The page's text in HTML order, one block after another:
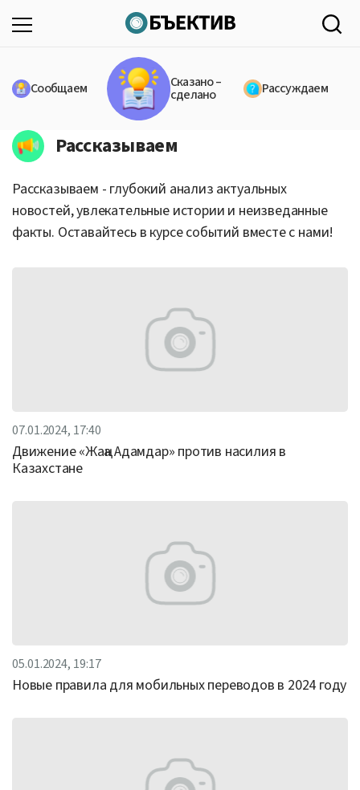
Сообщаем Сказано –
сделано Рассуждаем
Рассказываем
Рассказываем - глубокий анализ актуальных
новостей, увлекательные истории и неизведанные
факты. Оставайтесь в курсе событий вместе с нами!
07.01.2024, 17:40
Движение «Жаңа Адамдар» против насилия в
Казахстане
05.01.2024, 19:17
Новые правила для мобильных переводов в 2024 году